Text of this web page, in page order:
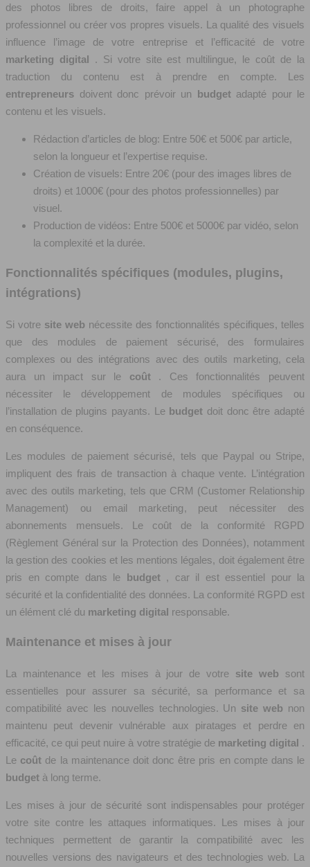
des photos libres de droits, faire appel à un photographe
professionnel ou créer vos propres visuels. La qualité des visuels
influence l’image de votre entreprise et l’efficacité de votre
marketing digital . Si votre site est multilingue, le coût de la
traduction du contenu est à prendre en compte. Les
entrepreneurs doivent donc prévoir un budget adapté pour le
contenu et les visuels.
Rédaction d’articles de blog: Entre 50€ et 500€ par article,
selon la longueur et l’expertise requise.
Création de visuels: Entre 20€ (pour des images libres de
droits) et 1000€ (pour des photos professionnelles) par
visuel.
Production de vidéos: Entre 500€ et 5000€ par vidéo, selon
la complexité et la durée.
Fonctionnalités spécifiques (modules, plugins,
intégrations)
Si votre site web nécessite des fonctionnalités spécifiques, telles
que des modules de paiement sécurisé, des formulaires
complexes ou des intégrations avec des outils marketing, cela
aura un impact sur le coût . Ces fonctionnalités peuvent
nécessiter le développement de modules spécifiques ou
l’installation de plugins payants. Le budget doit donc être adapté
en conséquence.
Les modules de paiement sécurisé, tels que Paypal ou Stripe,
impliquent des frais de transaction à chaque vente. L’intégration
avec des outils marketing, tels que CRM (Customer Relationship
Management) ou email marketing, peut nécessiter des
abonnements mensuels. Le coût de la conformité RGPD
(Règlement Général sur la Protection des Données), notamment
la gestion des cookies et les mentions légales, doit également être
pris en compte dans le budget , car il est essentiel pour la
sécurité et la confidentialité des données. La conformité RGPD est
un élément clé du marketing digital responsable.
Maintenance et mises à jour
La maintenance et les mises à jour de votre site web sont
essentielles pour assurer sa sécurité, sa performance et sa
compatibilité avec les nouvelles technologies. Un site web non
maintenu peut devenir vulnérable aux piratages et perdre en
efficacité, ce qui peut nuire à votre stratégie de marketing digital .
Le coût de la maintenance doit donc être pris en compte dans le
budget à long terme.
Les mises à jour de sécurité sont indispensables pour protéger
votre site contre les attaques informatiques. Les mises à jour
techniques permettent de garantir la compatibilité avec les
nouvelles versions des navigateurs et des technologies web. La